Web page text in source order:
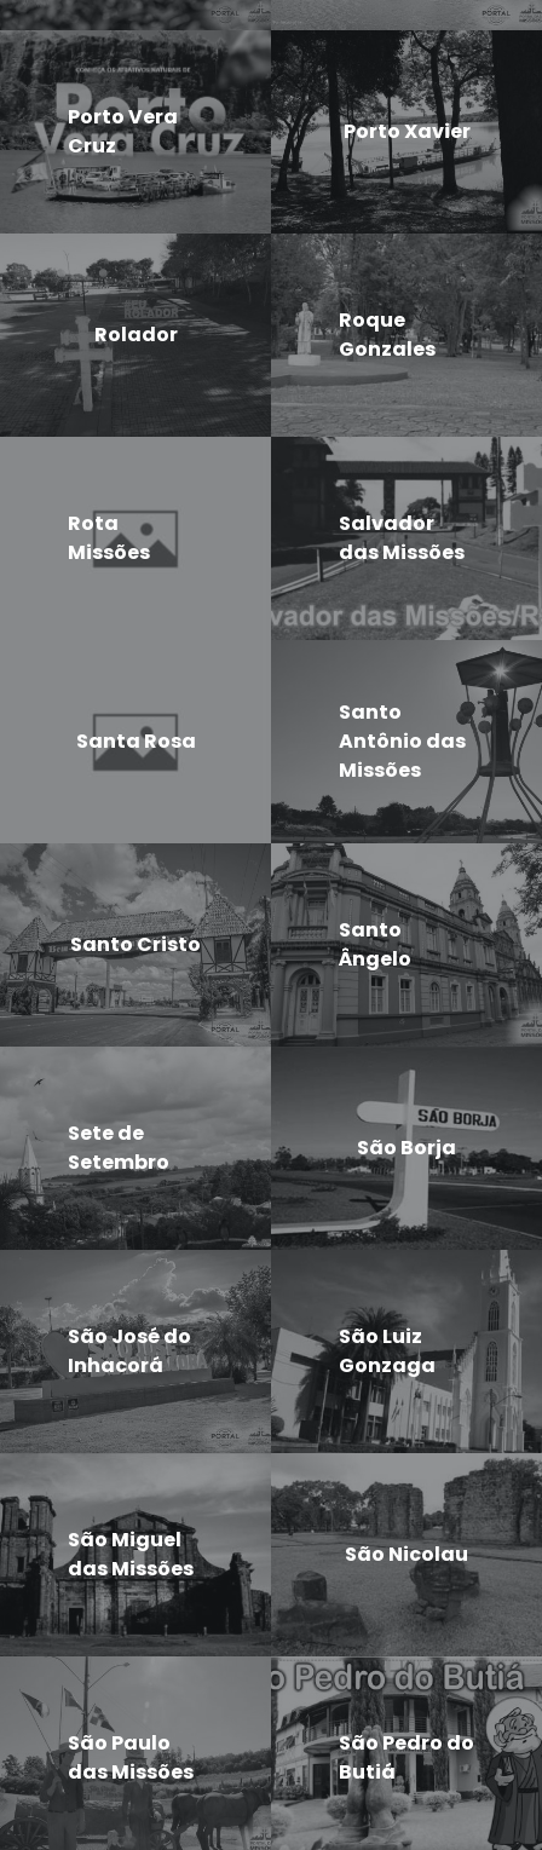
Porto Vera
Cruz
Porto Xavier
Rolador
Roque
Gonzales
Rota
Missões
Salvador
das Missões
Santa Rosa
Santo
Antônio das
Missões
Santo Cristo
Santo
Ângelo
Sete de
Setembro
São Borja
São José do
Inhacorá
São Luiz
Gonzaga
São Miguel
das Missões
São Nicolau
São Paulo
das Missões
São Pedro do
Butiá